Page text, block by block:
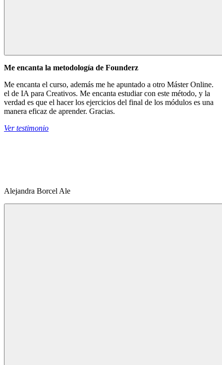
Me encanta la metodología de Founderz
Me encanta el curso, además me he apuntado a otro Máster Online.
el de IA para Creativos. Me encanta estudiar con este método, y la
verdad es que el hacer los ejercicios del final de los módulos es una
manera eficaz de aprender. Gracias.
Ver testimonio
Alejandra Borcel Ale